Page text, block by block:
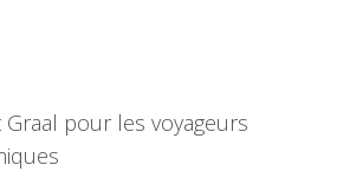
Graal pour les voyageurs